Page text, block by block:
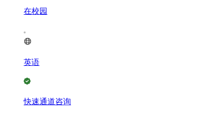
在校园
英语
快速通道咨询